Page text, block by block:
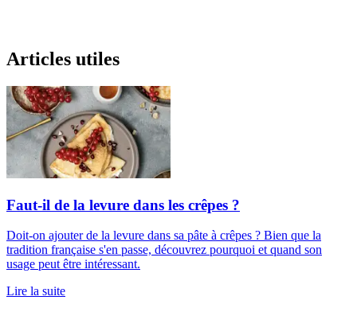
Articles utiles
Faut-il de la levure dans les crêpes ?
Doit-on ajouter de la levure dans sa pâte à crêpes ? Bien que la
tradition française s'en passe, découvrez pourquoi et quand son
usage peut être intéressant.
Lire la suite